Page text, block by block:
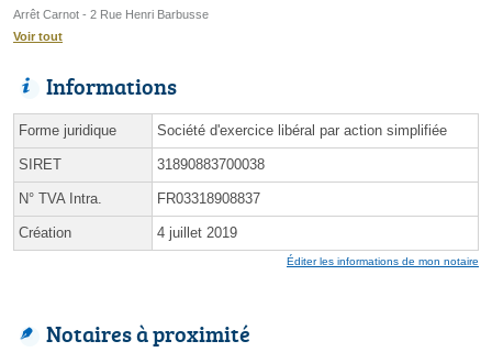
Arrêt Carnot - 2 Rue Henri Barbusse
Voir tout
Informations
Forme juridique Société d'exercice libéral par action simplifiée
SIRET 31890883700038
N° TVA Intra. FR03318908837
Création 4 juillet 2019
Éditer les informations de mon notaire
Notaires à proximité